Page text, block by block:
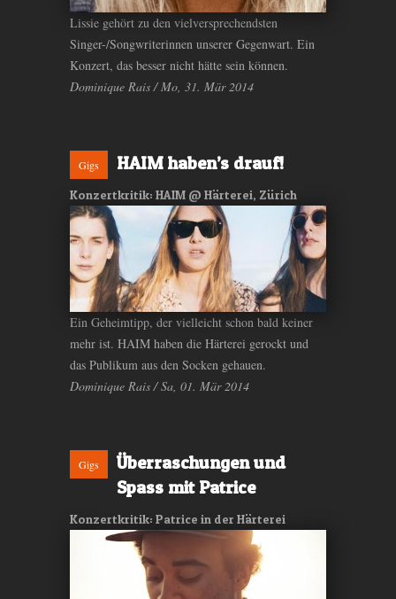
Lissie gehört zu den vielversprechendsten
Singer-/Songwriterinnen unserer Gegenwart. Ein
Konzert, das besser nicht hätte sein können.
Dominique Rais / Mo, 31. Mär 2014
Gigs HAIM haben’s drauf!
Konzertkritik: HAIM @ Härterei, Zürich
Ein Geheimtipp, der vielleicht schon bald keiner
mehr ist. HAIM haben die Härterei gerockt und
das Publikum aus den Socken gehauen.
Dominique Rais / Sa, 01. Mär 2014
Gigs
Überraschungen und
Spass mit Patrice
Konzertkritik: Patrice in der Härterei